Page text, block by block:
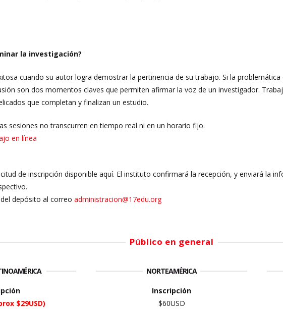
la investigación?
cuando su autor logra demostrar la pertinencia de su trabajo. Si la
son dos momentos claves que permiten afirmar la voz de un investigador.
que completan y finalizan un estudio.
sesiones no transcurren en tiempo real ni en un horario fijo.
en línea
de inscripción disponible aquí. El instituto confirmará la recepción, y enviará la
depósito al correoadministracion@17edu.org
Público en general
$29USD)
NORTEAMÉRICA
Inscripción
$60USD